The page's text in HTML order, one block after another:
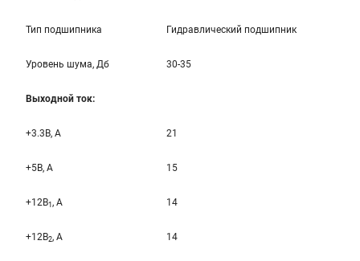
Тип подшипника Гидравлический подшипник
Уровень шума, Дб 30-35
Выходной ток:
+3.3B, А 21
+5B, А 15
+12B1 , A 14
+12B2, A 14